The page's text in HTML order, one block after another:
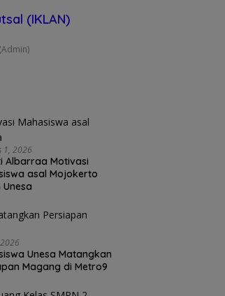
(IKLAN)
1, 2026
Albarraa Motivasi
asal Mojokerto
Unesa
Unesa Matangkan
Magang di Metro9